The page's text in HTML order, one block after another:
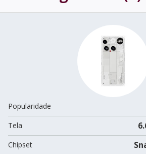
Popularidade
Tela
Chipset